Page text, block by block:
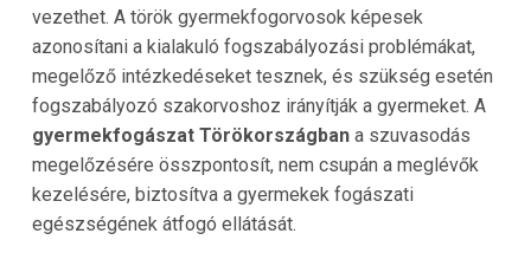
vezethet. A török gyermekfogorvosok képesek
azonosítani a kialakuló fogszabályozási problémákat,
megelőző intézkedéseket tesznek, és szükség esetén
fogszabályozó szakorvoshoz irányítják a gyermeket. A
gyermekfogászat Törökországbana szuvasodás
megelőzésére összpontosít, nem csupán a meglévők
kezelésére, biztosítva a gyermekek fogászati
egészségének átfogó ellátását.